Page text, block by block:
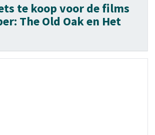
te koop voor de films
The Old Oak en Het